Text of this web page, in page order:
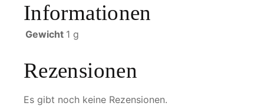
Informationen
Gewicht 1 g
Rezensionen
Es gibt noch keine Rezensionen.